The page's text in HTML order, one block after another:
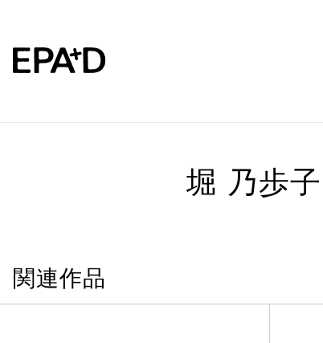
堀 乃歩子
関連作品